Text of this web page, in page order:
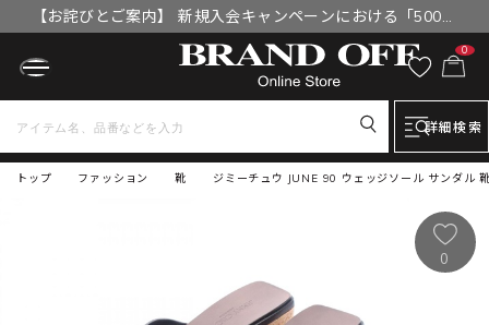
【お詫びとご案内】 新規入会キャンペーンにおける「500円
OFFクーポン」付与漏れと補填について
0
詳細検索
トップ ジミーチュウ JUNE 90 ウェッジソール サンダル
ファッション 靴
0